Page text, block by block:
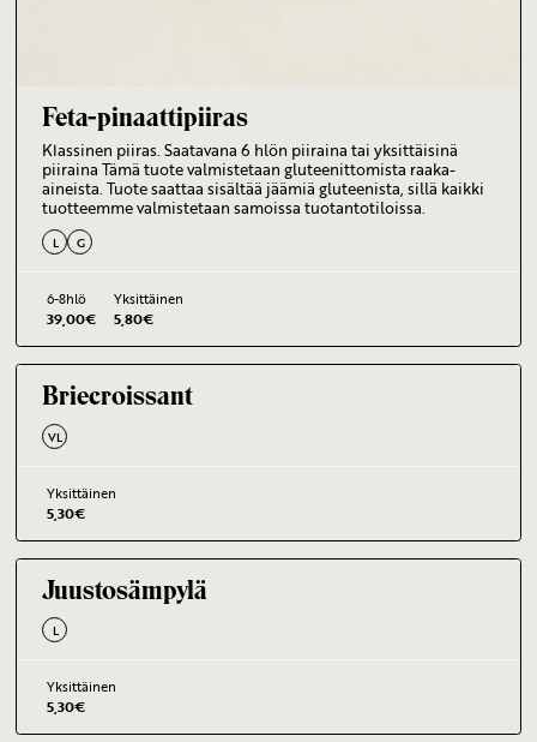
Feta-pinaattipiiras
Klassinen piiras. Saatavana 6 hlön piiraina tai yksittäisinä
piiraina Tämä tuote valmistetaan gluteenittomista raaka-
aineista. Tuote saattaa sisältää jäämiä gluteenista, sillä kaikki
tuotteemme valmistetaan samoissa tuotantotiloissa.
L G
6-8hlö
39,00€
Yksittäinen
5,80€
Briecroissant
VL
Yksittäinen
5,30€
Juustosämpylä
L
Yksittäinen
5,30€